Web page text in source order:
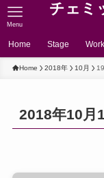
チェミ
Menu
Home Stage
Home 2018年 10月
2018年10月